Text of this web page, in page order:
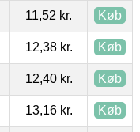
11,52 kr. Køb
12,38 kr. Køb
12,40 kr. Køb
13,16 kr. Køb